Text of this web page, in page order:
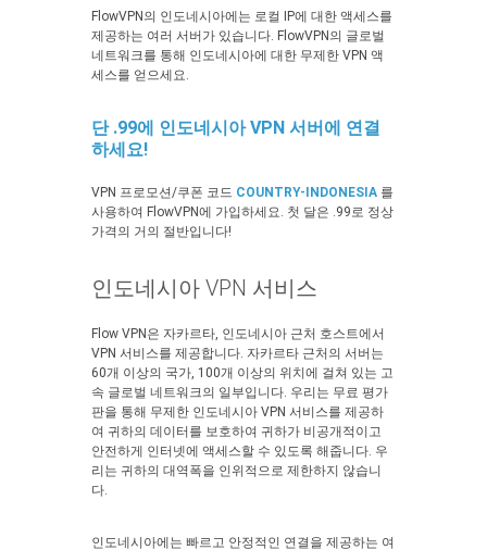
FlowVPN의 인도네시아에는 로컬 IP에 대한 액세스를
제공하는 여러 서버가 있습니다. FlowVPN의 글로벌
네트워크를 통해 인도네시아에 대한 무제한 VPN 액
세스를 얻으세요.
단 .99에 인도네시아 VPN 서버에 연결
하세요!
VPN 프로모션/쿠폰 코드 COUNTRY-INDONESIA 를
사용하여 FlowVPN에 가입하세요. 첫 달은 .99로 정상
가격의 거의 절반입니다!
인도네시아 VPN 서비스
Flow VPN은 자카르타, 인도네시아 근처 호스트에서
VPN 서비스를 제공합니다. 자카르타 근처의 서버는
60개 이상의 국가, 100개 이상의 위치에 걸쳐 있는 고
속 글로벌 네트워크의 일부입니다. 우리는 무료 평가
판을 통해 무제한 인도네시아 VPN 서비스를 제공하
여 귀하의 데이터를 보호하여 귀하가 비공개적이고
안전하게 인터넷에 액세스할 수 있도록 해줍니다. 우
리는 귀하의 대역폭을 인위적으로 제한하지 않습니
다.
인도네시아에는 빠르고 안정적인 연결을 제공하는 여